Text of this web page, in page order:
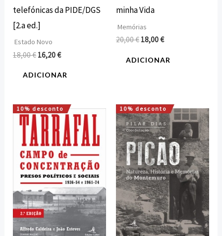
telefónicas da PIDE/DGS
[2.a ed.]
Estado Novo
18,00€ 16,20€
ADICIONAR
minha Vida
Memórias
20,00€ 18,00€
ADICIONAR
10% desconto
O
original
era:
22,00 €.
O
preço
atual
é:
19,80 €.
10% desconto
O
preço
original
era:
23,00 €.
O
preço
atual
é:
20,70 €.